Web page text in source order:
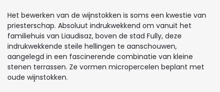
Het bewerken van de wijnstokken is soms een kwestie van
priesterschap. Absoluut indrukwekkend om vanuit het
familiehuis van Liaudisaz, boven de stad Fully, deze
indrukwekkende steile hellingen te aanschouwen,
aangelegd in een fascinerende combinatie van kleine
stenen terrassen. Ze vormen micropercelen beplant met
oude wijnstokken.